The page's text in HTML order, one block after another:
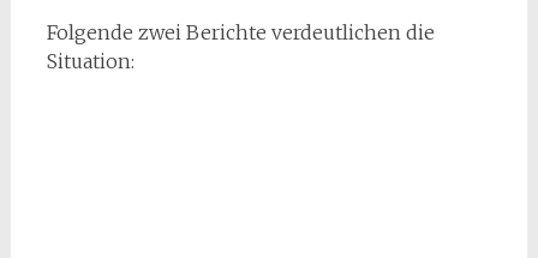
Folgende zwei Berichte verdeutlichen die
Situation: